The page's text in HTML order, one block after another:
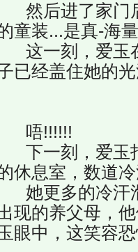
然后进了家门
童装...是真-海
这一刻，爱玉
已经盖住她的
唔!!!!!!
下一刻，爱玉
休息室，数道
她更多的冷汗
现的养父母，
眼中，这笑容